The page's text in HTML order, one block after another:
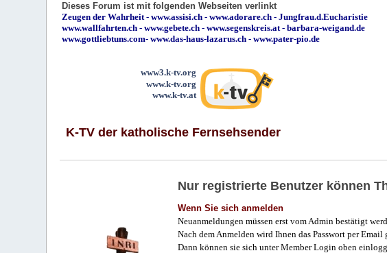
Dieses Forum ist mit folgenden Webseiten verlinkt
Zeugen der Wahrheit-www.assisi.ch -www.adorare.ch -Jungfrau.d.Eucharistie
www.wallfahrten.ch -www.gebete.ch -www.segenskreis.at-barbara-weigand.de
www.gottliebtuns.com-www.das-haus-lazarus.ch - www.pater-pio.de
www3.k-tv.org
www.k-tv.org
www.k-tv.at
K-TV der katholische Fernsehsender
Nur registrierte Benutzer können
Wenn Sie sich anmelden
Neuanmeldungen müssen erst vom Admin bestätigt
Nach dem Anmelden wird Ihnen das Passwort per Email
Dann können sie sich unter Member Login oben